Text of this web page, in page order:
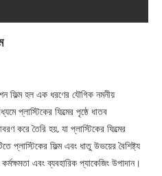
ফিল্ম হল এক ধরণের যৌগিক নমনীয়
প্লাস্টিকের ফিল্মের পৃষ্ঠে ধাতব
করে তৈরি হয়, যা প্লাস্টিকের ফিল্মের
প্লাস্টিকের ফিল্ম এবং ধাতু উভয়ের বৈশিষ্ট্য
এবং ব্যবহারিক প্যাকেজিং উপাদান।